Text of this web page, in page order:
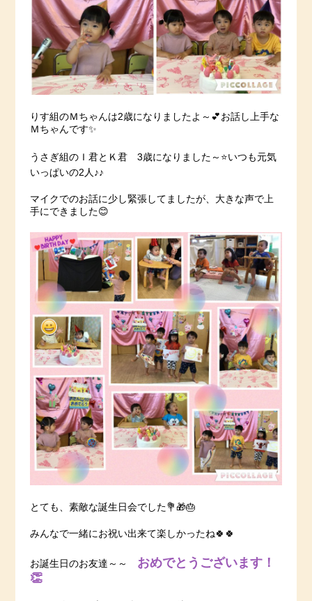
りす組のＭちゃんは2歳になりましたよ～💕お話し上手な
Ｍちゃんです✨
うさぎ組のＩ君とＫ君 3歳になりました～⭐️いつも元気
いっぱいの2人♪♪
マイクでのお話に少し緊張してましたが、大きな声で上
手にできました😊
とても、素敵な誕生日会でした💐🎁🎂
みんなで一緒にお祝い出来て楽しかったね🍀🍀
お誕生日のお友達～～ おめでとうございます！
👏